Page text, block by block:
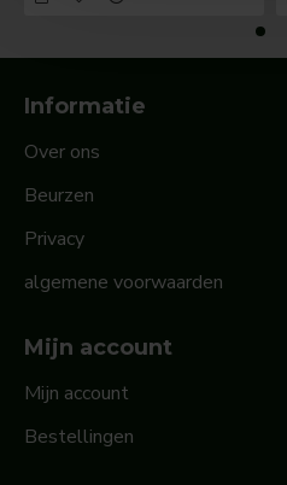
Informatie
Over ons
Beurzen
Privacy
algemene voorwaarden
Mijn account
Mijn account
Bestellingen